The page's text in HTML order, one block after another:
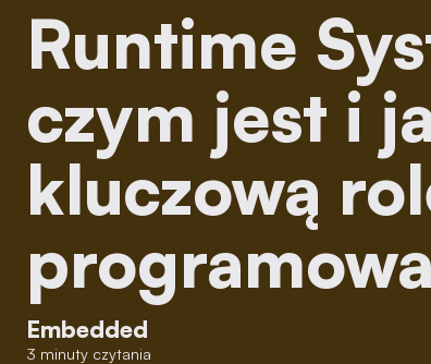
Runtime System -
czym jest i
kluczową
Embedded
3 minuty czytania